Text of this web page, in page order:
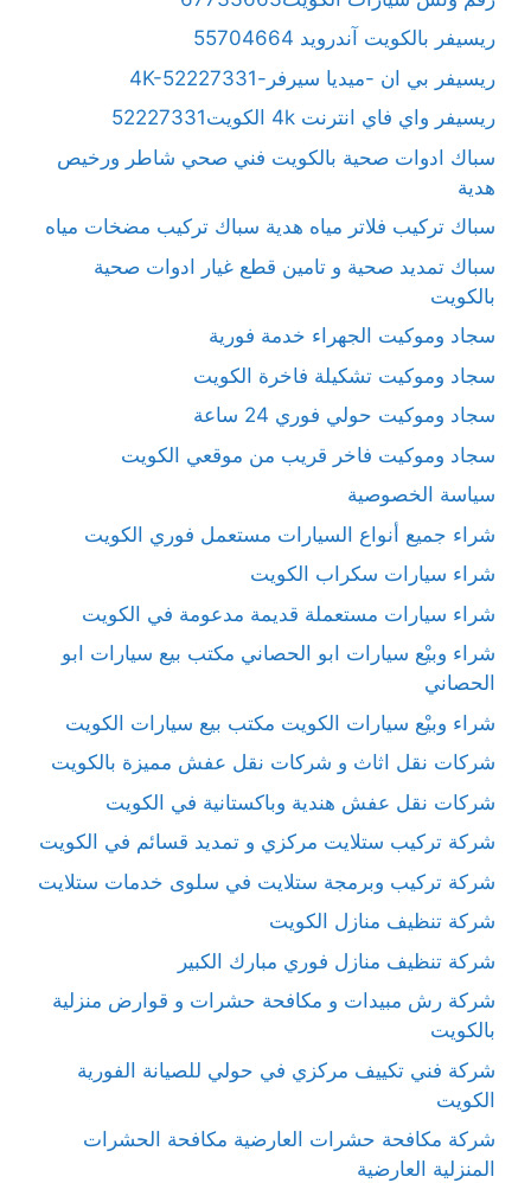
ريسيفر بالكويت آندرويد 55704664
ريسيفر بي ان -ميديا سيرفر-4K-52227331
ريسيفر واي فاي انترنت 4k الكويت52227331
سباك ادوات صحية بالكويت فني صحي شاطر ورخيص
هدية
سباك تركيب فلاتر مياه هدية سباك تركيب مضخات مياه
سباك تمديد صحية و تامين قطع غيار ادوات صحية
بالكويت
سجاد وموكيت الجهراء خدمة فورية
سجاد وموكيت تشكيلة فاخرة الكويت
سجاد وموكيت حولي فوري 24 ساعة
سجاد وموكيت فاخر قريب من موقعي الكويت
سياسة الخصوصية
شراء جميع أنواع السيارات مستعمل فوري الكويت
شراء سيارات سكراب الكويت
شراء سيارات مستعملة قديمة مدعومة في الكويت
شراء وبيْع سيارات ابو الحصاني مكتب بيع سيارات ابو
الحصاني
شراء وبيْع سيارات الكويت مكتب بيع سيارات الكويت
شركات نقل اثاث و شركات نقل عفش مميزة بالكويت
شركات نقل عفش هندية وباكستانية في الكويت
شركة تركيب ستلايت مركزي و تمديد قسائم في الكويت
شركة تركيب وبرمجة ستلايت في سلوى خدمات ستلايت
شركة تنظيف منازل الكويت
شركة تنظيف منازل فوري مبارك الكبير
شركة رش مبيدات و مكافحة حشرات و قوارض منزلية
بالكويت
شركة فني تكييف مركزي في حولي للصيانة الفورية
الكويت
شركة مكافحة حشرات العارضية مكافحة الحشرات
المنزلية العارضية